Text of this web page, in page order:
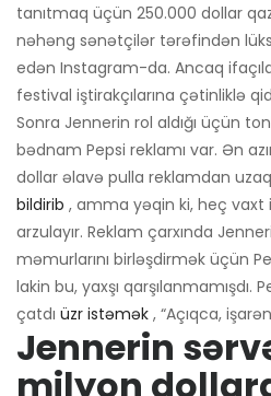
tanıtmaq üçün 250.000 dollar
nəhəng sənətçilər tərəfindən lüks
edən Instagram-da. Ancaq
festival iştirakçılarına çətinliklə
Sonra Jennerin rol aldığı üçün
bədnam Pepsi reklamı var. Ən
dollar əlavə pulla reklamdan
bildirib , amma yəqin ki, heç vaxt
arzulayır. Reklam çarxında
məmurlarını birləşdirmək üçün
lakin bu, yaxşı qarşılanmamışdı.
çatdı üzr istəmək , “Açıqca,
Jennerin
milyon